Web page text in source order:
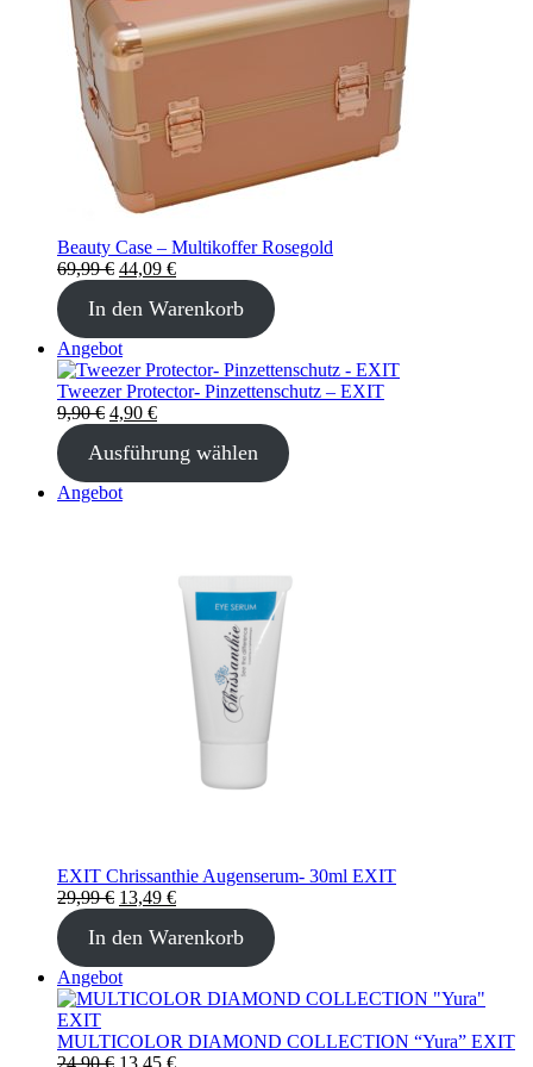
Beauty Case – Multikoffer Rosegold
69,99€ Ursprünglicher
war:
44,09 €Aktueller
ist:
In den Warenkorb
AngebotProdukt
im
Angebot
Tweezer Protector- Pinzettenschutz – EXIT
9,90€ Ursprünglicher
war:
4,90 €Aktueller
ist:
Ausführung wählen
AngebotProdukt
EXIT Chrissanthie Augenserum- 30ml EXIT
29,99€ Ursprünglicher
war:
13,49 €Aktueller
ist:
In den Warenkorb
AngebotProdukt
im
MULTICOLOR DIAMOND COLLECTION “Yura” EXIT
24,90€ Ursprünglicher
13,45 €Aktueller